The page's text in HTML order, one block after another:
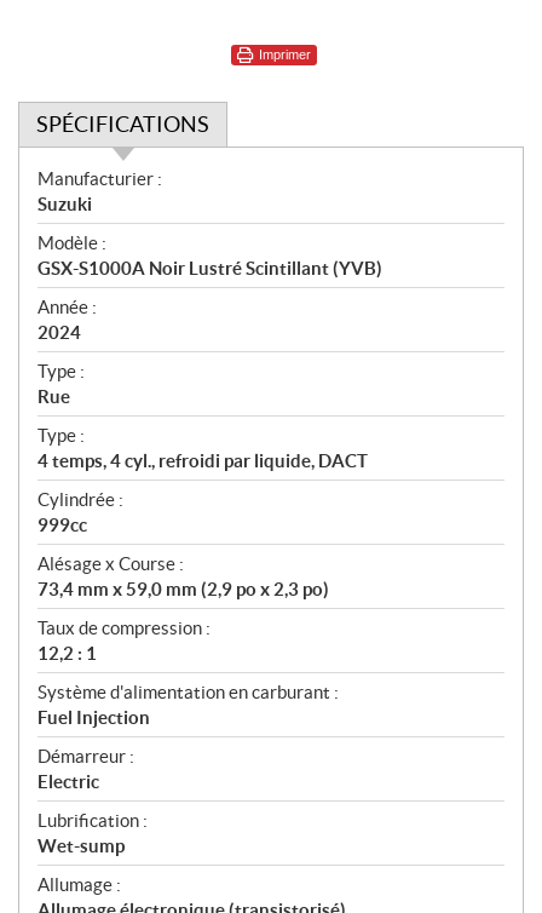
Imprimer
SPÉCIFICATIONS
S
p
é
c
i
f
i
c
a
t
i
o
n
s
Manufacturier :
Suzuki
Modèle :
GSX-S1000A Noir Lustré Scintillant (YVB)
Année :
2024
Type :
Rue
Type :
4 temps, 4 cyl., refroidi par liquide, DACT
Cylindrée :
999cc
Alésage x Course :
73,4 mm x 59,0 mm (2,9 po x 2,3 po)
Taux de compression :
12,2 : 1
Système d'alimentation en carburant :
Fuel Injection
Démarreur :
Electric
Lubrification :
Wet-sump
Allumage :